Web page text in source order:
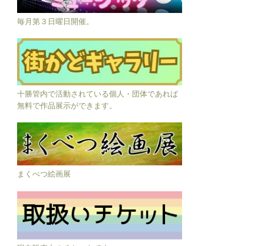
毎月第３日曜日開催。
十勝管内で活動されている個人・団体であれば
無料で作品展示ができます。
まくべつ絵画展